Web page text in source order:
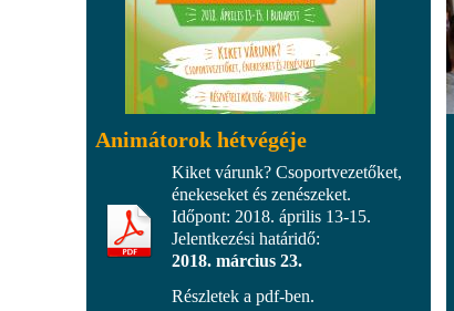
Animátorok hétvégéje
Kiket várunk? Csoportvezetőket,
énekeseket és zenészeket.
Időpont: 2018. április 13-15.
Jelentkezési határidő:
2018. március 23.
Részletek a pdf-ben.